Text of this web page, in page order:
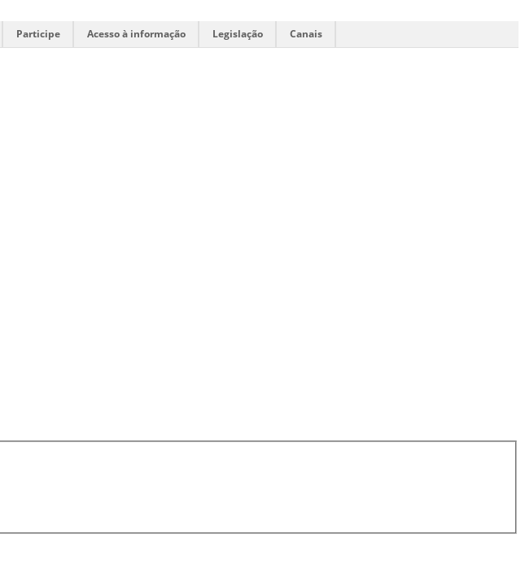
Participe Acesso à informação Legislação Canais